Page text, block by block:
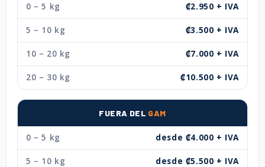
0 – 5 kg ₡2.950 + IVA
5 – 10 kg ₡3.500 + IVA
10 – 20 kg ₡7.000 + IVA
20 – 30 kg ₡10.500 + IVA
FUERA DEL GAM
0 – 5 kg desde ₡4.000 + IVA
5 – 10 kg desde ₡5.500 + IVA